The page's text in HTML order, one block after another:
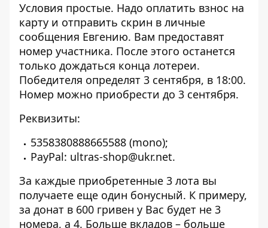
Условия простые. Надо оплатить взнос на
карту и отправить скрин в личные
сообщения Евгению. Вам предоставят
номер участника. После этого останется
только дождаться конца лотереи.
Победителя определят 3 сентября, в 18:00.
Номер можно приобрести до 3 сентября.
Реквизиты:
5358380888665588 (mono);
PayPal: ultras-shop@ukr.net.
За каждые приобретенные 3 лота вы
получаете еще один бонусный. К примеру,
за донат в 600 гривен у Вас будет не 3
номера, а 4. Больше вкладов – больше